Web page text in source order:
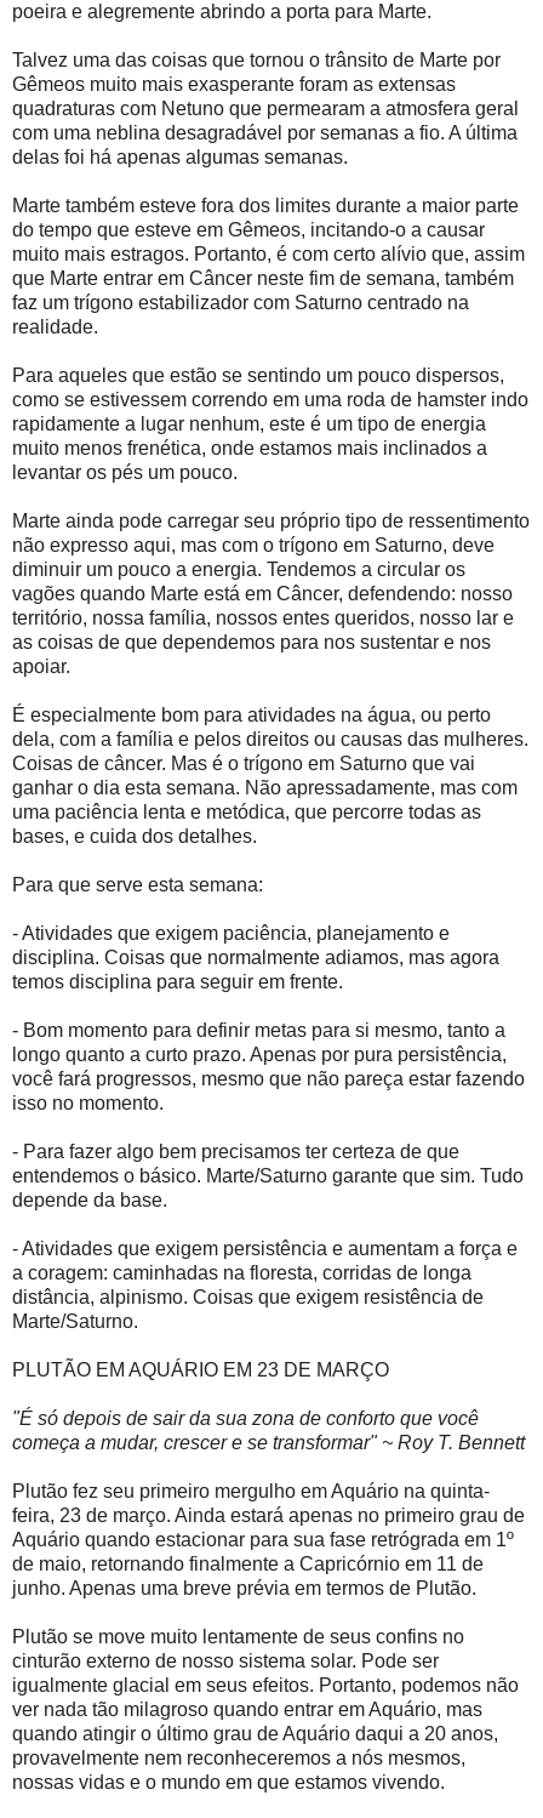
poeira e alegremente abrindo a porta para Marte.
Talvez uma das coisas que tornou o trânsito de Marte por
Gêmeos muito mais exasperante foram as extensas
quadraturas com Netuno que permearam a atmosfera geral
com uma neblina desagradável por semanas a fio. A última
delas foi há apenas algumas semanas.
Marte também esteve fora dos limites durante a maior parte
do tempo que esteve em Gêmeos, incitando-o a causar
muito mais estragos. Portanto, é com certo alívio que, assim
que Marte entrar em Câncer neste fim de semana, também
faz um trígono estabilizador com Saturno centrado na
realidade.
Para aqueles que estão se sentindo um pouco dispersos,
como se estivessem correndo em uma roda de hamster indo
rapidamente a lugar nenhum, este é um tipo de energia
muito menos frenética, onde estamos mais inclinados a
levantar os pés um pouco.
Marte ainda pode carregar seu próprio tipo de ressentimento
não expresso aqui, mas com o trígono em Saturno, deve
diminuir um pouco a energia. Tendemos a circular os
vagões quando Marte está em Câncer, defendendo: nosso
território, nossa família, nossos entes queridos, nosso lar e
as coisas de que dependemos para nos sustentar e nos
apoiar.
É especialmente bom para atividades na água, ou perto
dela, com a família e pelos direitos ou causas das mulheres.
Coisas de câncer. Mas é o trígono em Saturno que vai
ganhar o dia esta semana. Não apressadamente, mas com
uma paciência lenta e metódica, que percorre todas as
bases, e cuida dos detalhes.
Para que serve esta semana:
- Atividades que exigem paciência, planejamento e
disciplina. Coisas que normalmente adiamos, mas agora
temos disciplina para seguir em frente.
- Bom momento para definir metas para si mesmo, tanto a
longo quanto a curto prazo. Apenas por pura persistência,
você fará progressos, mesmo que não pareça estar fazendo
isso no momento.
- Para fazer algo bem precisamos ter certeza de que
entendemos o básico. Marte/Saturno garante que sim. Tudo
depende da base.
- Atividades que exigem persistência e aumentam a força e
a coragem: caminhadas na floresta, corridas de longa
distância, alpinismo. Coisas que exigem resistência de
Marte/Saturno.
PLUTÃO EM AQUÁRIO EM 23 DE MARÇO
"É só depois de sair da sua zona de conforto que você
começa a mudar, crescer e se transformar" ~ Roy T. Bennett
Plutão fez seu primeiro mergulho em Aquário na quinta-
feira, 23 de março. Ainda estará apenas no primeiro grau de
Aquário quando estacionar para sua fase retrógrada em 1º
de maio, retornando finalmente a Capricórnio em 11 de
junho. Apenas uma breve prévia em termos de Plutão.
Plutão se move muito lentamente de seus confins no
cinturão externo de nosso sistema solar. Pode ser
igualmente glacial em seus efeitos. Portanto, podemos não
ver nada tão milagroso quando entrar em Aquário, mas
quando atingir o último grau de Aquário daqui a 20 anos,
provavelmente nem reconheceremos a nós mesmos,
nossas vidas e o mundo em que estamos vivendo.